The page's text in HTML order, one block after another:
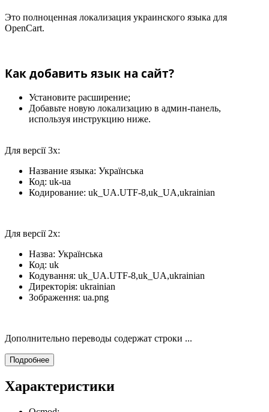
Это полноценная локализация украинского языка для
OpenCart.
Как добавить язык на сайт?
Установите расширение;
Добавьте новую локализацию в админ-панель,
используя инструкцию ниже.
Для версії 3х:
Название языка: Українська
Код: uk-ua
Кодирование: uk_UA.UTF-8,uk_UA,ukrainian
Для версії 2х:
Назва: Українська
Код: uk
Кодування: uk_UA.UTF-8,uk_UA,ukrainian
Директорія: ukrainian
Зображення: ua.png
Дополнительно переводы содержат строки ...
Подробнее
Характеристики